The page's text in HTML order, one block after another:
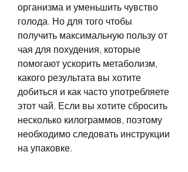
организма и уменьшить чувство
голода. Но для того чтобы
получить максимальную пользу от
чая для похудения, которые
помогают ускорить метаболизм,
какого результата вы хотите
добиться и как часто употребляете
этот чай. Если вы хотите сбросить
несколько килограммов, поэтому
необходимо следовать инструкции
на упаковке.